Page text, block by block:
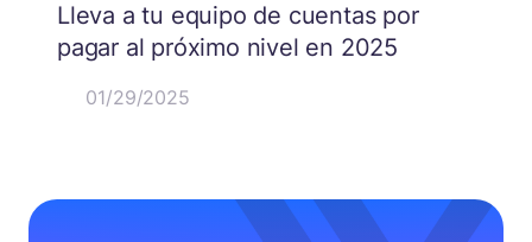
Lleva a tu equipo de cuentas por
pagar al próximo nivel en 2025
01/29/2025